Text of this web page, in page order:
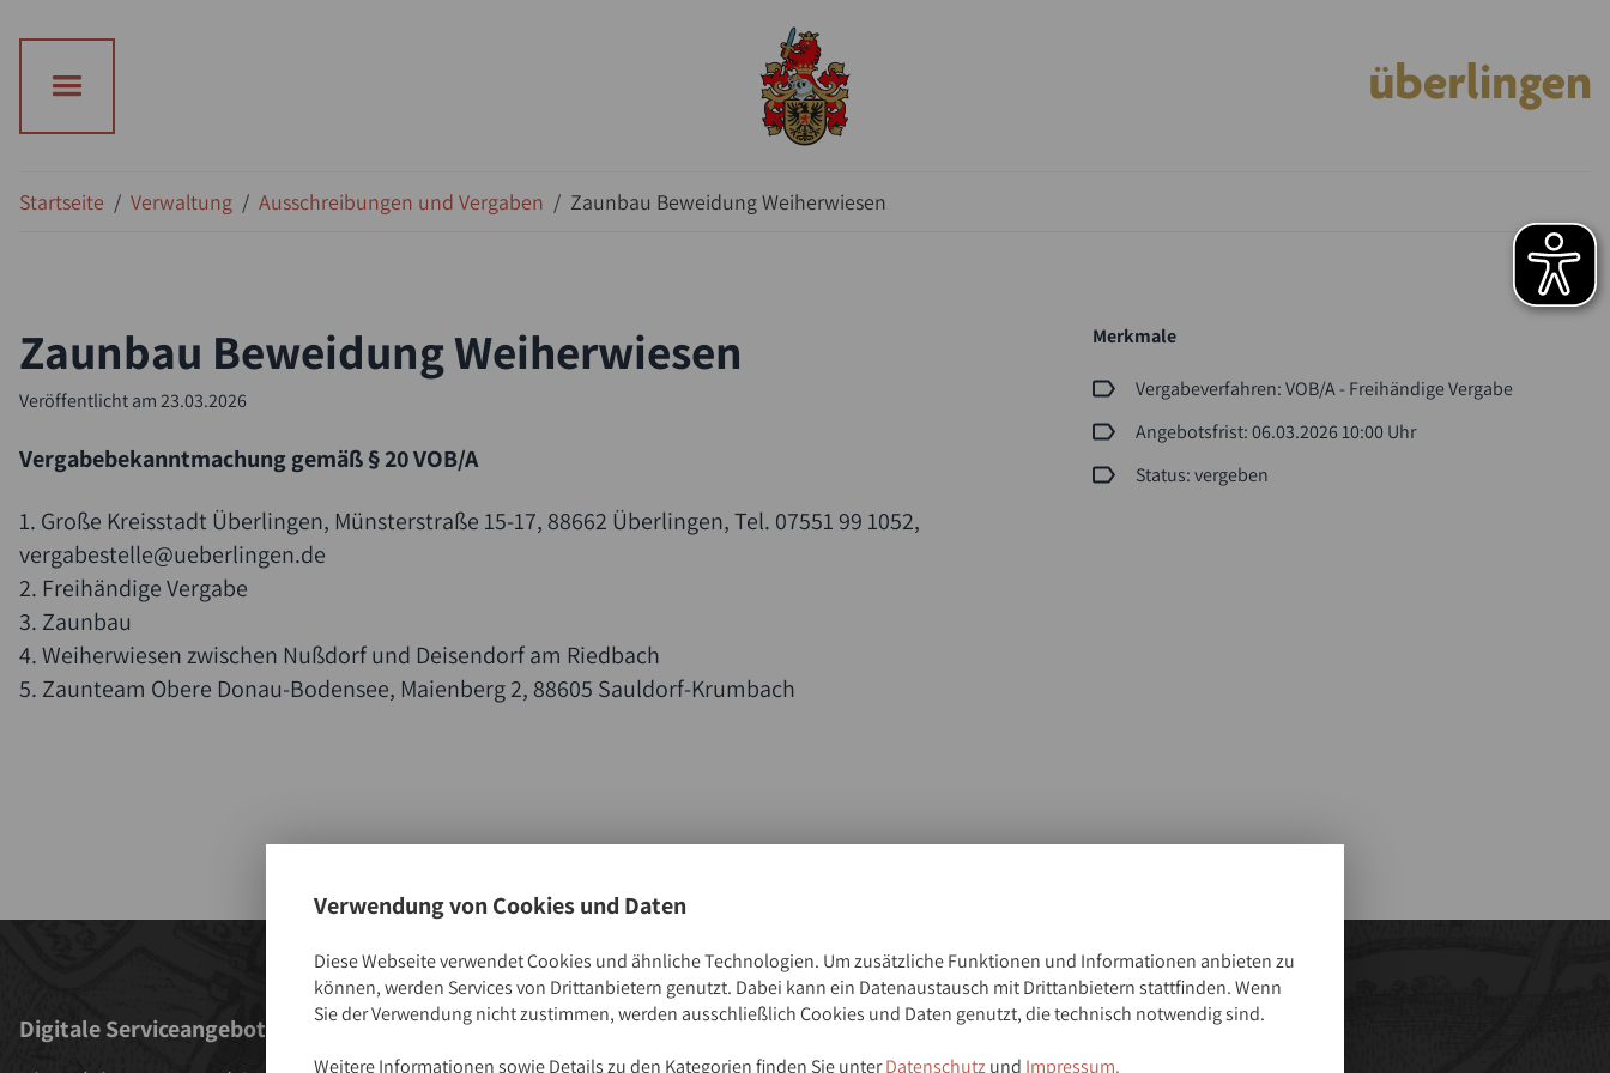
Startseite / Verwaltung / Ausschreibungen und Vergaben / Zaunbau Beweidung Weiherwiesen
Zaunbau Beweidung Weiherwiesen
Veröffentlicht am23.03.2026
Vergabebekanntmachung gemäß § 20 VOB/A
1. Große Kreisstadt Überlingen, Münsterstraße 15-17, 88662 Überlingen, Tel. 07551 99 1052,
vergabestelle@ueberlingen.de
2. Freihändige Vergabe
3. Zaunbau
4. Weiherwiesen zwischen Nußdorf und Deisendorf am Riedbach
5. Zaunteam Obere Donau-Bodensee, Maienberg 2, 88605 Sauldorf-Krumbach
Merkmale
Vergabeverfahren: VOB/A - Freihändige Vergabe
Angebotsfrist: 06.03.2026 10:00 Uhr
Status: vergeben
Digitale Serviceangebote
Aktuelles
Einrichtungen
Verwendung von Cookies und Daten
Diese Webseite verwendet Cookies und ähnliche Technologien. Um zusätzliche Funktionen und Informationen anbieten zu
können, werden Services von Drittanbietern genutzt. Dabei kann ein Datenaustausch mit Drittanbietern stattfinden. Wenn
Sie der Verwendung nicht zustimmen, werden ausschließlich Cookies und Daten genutzt, die technisch notwendig sind.
Weitere Informationen sowie Details zu den Kategorien finden Sie unterDatenschutzund Impressum.